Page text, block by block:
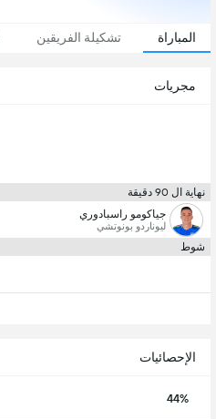
المباراة تشكيلة الفريقين
مجريات
نهاية ال 90 دقيقة
جياكومو راسبادوري
ليوناردو بونوتشي
شوط
الإحصائيات
44%